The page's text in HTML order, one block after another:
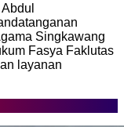
Singkawang
Fasya Faklutas
layanan